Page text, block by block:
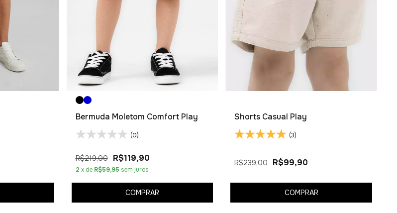
Bermuda Moletom Comfort Play
(0)
R$219,00 R$119,90
2 x de R$59,95 sem juros
COMPRAR
Shorts Casual Play
(3)
R$239,00 R$99,90
COMPRAR